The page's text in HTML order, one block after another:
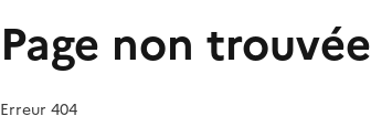
Page non trouvée
Erreur 404